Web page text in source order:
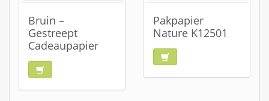
Bruin –
Gestreept
Cadeaupapier
Pakpapier
Nature K12501